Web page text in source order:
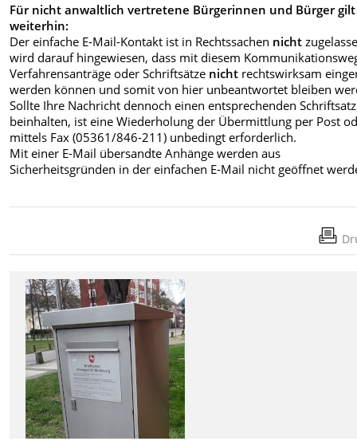
Für nicht anwaltlich vertretene Bürgerinnen und Bürger gilt
weiterhin:
Der einfache E-Mail-Kontakt ist in Rechtssachen nicht
wird darauf hingewiesen, dass mit diesem
Verfahrensanträge oder Schriftsätze nicht rechtswirksam
werden können und somit von hier unbeantwortet bleiben
Sollte Ihre Nachricht dennoch einen entsprechenden Schriftsatz
beinhalten, ist eine Wiederholung der Übermittlung per Post
mittels Fax (05361/846-211) unbedingt erforderlich.
Mit einer E-Mail übersandte Anhänge werden aus
Sicherheitsgründen in der einfachen E-Mail nicht geöffnet